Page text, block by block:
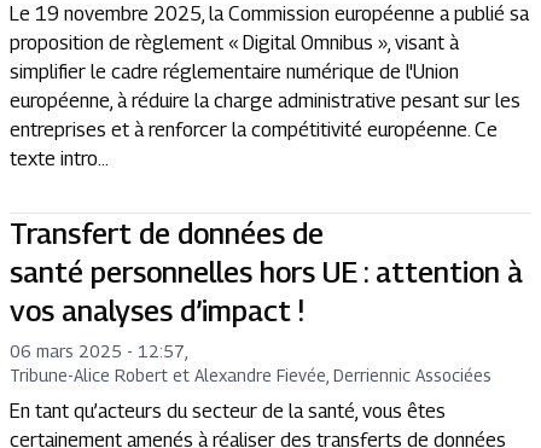
Le 19 novembre 2025, la Commission européenne a publié sa
proposition de règlement « Digital Omnibus », visant à
simplifier le cadre réglementaire numérique de l'Union
européenne, à réduire la charge administrative pesant sur les
entreprises et à renforcer la compétitivité européenne. Ce
texte intro...
Transfert de données de
santé personnelles hors UE : attention à
vos analyses d’impact !
06 mars 2025 - 12:57
Tribune-Alice Robert et Alexandre Fievée, Derriennic Associées
En tant qu’acteurs du secteur de la santé, vous êtes
certainement amenés à réaliser des transferts de données